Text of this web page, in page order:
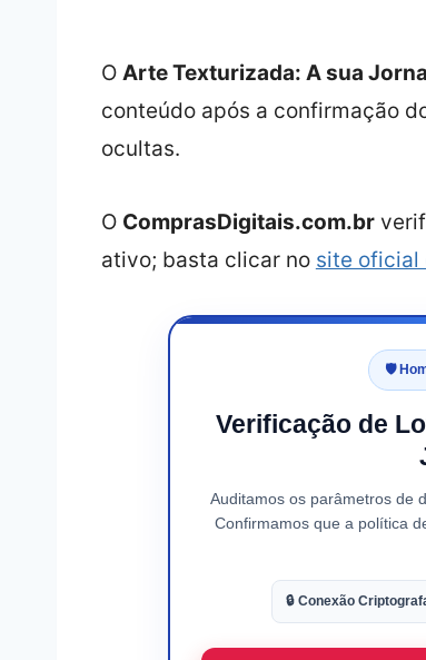
O Arte Texturizada: A sua
conteúdo após a confirmação
ocultas.
O ComprasDigitais.com.br
ativo; basta clicar no site oficial
🛡️
Verificação de
Auditamos os parâmetros de
Confirmamos que a política
🔒 Conexão